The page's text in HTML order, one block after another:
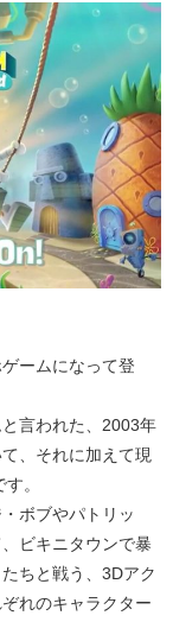
ームになって登
言われた、 2003年
、それに加えて現
。
ボブやパトリッ
ビキニタウンで暴
ちと戦う、 3Dアク
れのキャラクター